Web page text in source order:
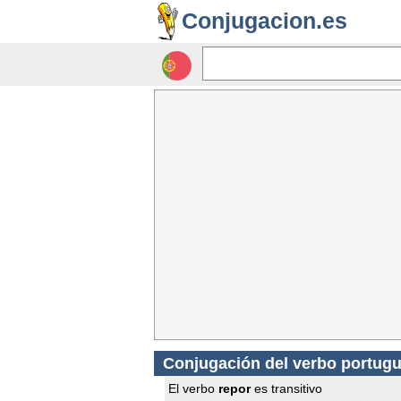
Conjugacion.es
Conjugación del verbo
El verbo repores transitivo